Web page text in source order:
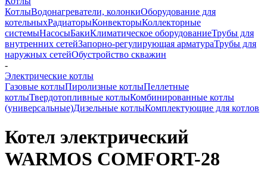
КотлыВодонагреватели, колонкиОборудование для
котельныхРадиаторыКонвекторыКоллекторные
системыНасосыБакиКлиматическое оборудованиеТрубы для
внутренних сетейЗапорно-регулирующая арматураТрубы для
наружных сетейОбустройство скважин
-
Электрические котлы
Газовые котлыПиролизные котлыПеллетные
котлыТвердотопливные котлыКомбинированные котлы
(универсальные)Дизельные котлыКомплектующие для котлов
Котел электрический
WARMOS COMFORT-28